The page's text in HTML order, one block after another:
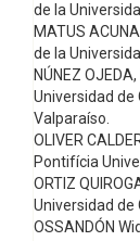
de la
MATUS
de la
NÚNEZ
Universidad de
Valparaíso.
OLIVER
Pontifícia
ORTIZ
Universidad de
OSSANDÓN